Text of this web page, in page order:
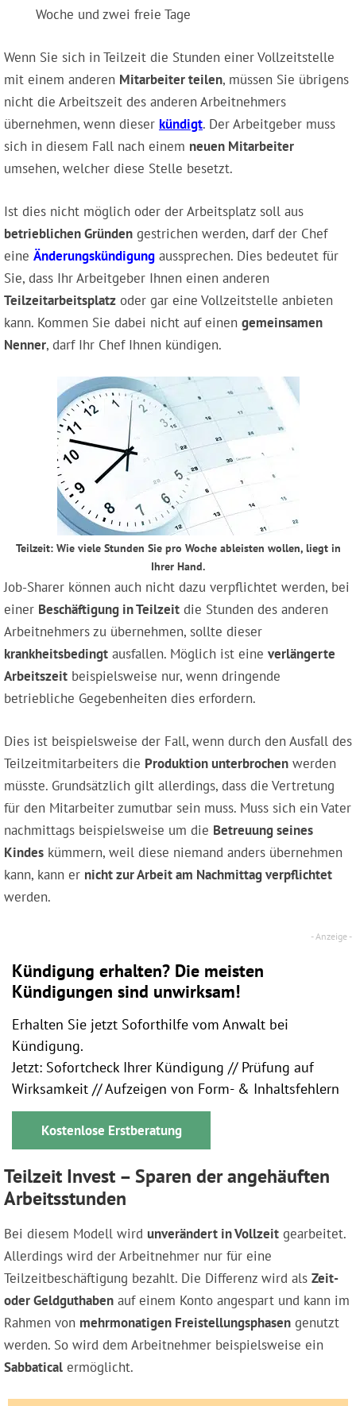
Woche und zwei freie Tage
Wenn Sie sich in Teilzeit die Stunden einer Vollzeitstelle
mit einem anderen Mitarbeiter teilen, müssen Sie übrigens
nicht die Arbeitszeit des anderen Arbeitnehmers
übernehmen, wenn dieser kündigt. Der Arbeitgeber muss
sich in diesem Fall nach einem neuen Mitarbeiter
umsehen, welcher diese Stelle besetzt.
Ist dies nicht möglich oder der Arbeitsplatz soll aus
betrieblichen Gründen gestrichen werden, darf der Chef
eine Änderungskündigung aussprechen. Dies bedeutet für
Sie, dass Ihr Arbeitgeber Ihnen einen anderen
Teilzeitarbeitsplatz oder gar eine Vollzeitstelle anbieten
kann. Kommen Sie dabei nicht auf einen gemeinsamen
Nenner, darf Ihr Chef Ihnen kündigen.
Teilzeit: Wie viele Stunden Sie pro Woche ableisten wollen, liegt in
Ihrer Hand.
Job-Sharer können auch nicht dazu verpflichtet werden, bei
einer Beschäftigung in Teilzeit die Stunden des anderen
Arbeitnehmers zu übernehmen, sollte dieser
krankheitsbedingt ausfallen. Möglich ist eine verlängerte
Arbeitszeit beispielsweise nur, wenn dringende
betriebliche Gegebenheiten dies erfordern.
Dies ist beispielsweise der Fall, wenn durch den Ausfall des
Teilzeitmitarbeiters die Produktion unterbrochen werden
müsste. Grundsätzlich gilt allerdings, dass die Vertretung
für den Mitarbeiter zumutbar sein muss. Muss sich ein Vater
nachmittags beispielsweise um die Betreuung seines
Kindes kümmern, weil diese niemand anders übernehmen
kann, kann er nicht zur Arbeit am Nachmittag verpflichtet
werden.
Kündigung erhalten? Die meisten
Kündigungen sind unwirksam!
Erhalten Sie jetzt Soforthilfe vom Anwalt bei
Kündigung.
Jetzt: Sofortcheck Ihrer Kündigung // Prüfung auf
Wirksamkeit // Aufzeigen von Form- & Inhaltsfehlern
Kostenlose Erstberatung
Teilzeit Invest – Sparen der angehäuften
Arbeitsstunden
Bei diesem Modell wird unverändert in Vollzeit gearbeitet.
Allerdings wird der Arbeitnehmer nur für eine
Teilzeitbeschäftigung bezahlt. Die Differenz wird als Zeit-
oder Geldguthaben auf einem Konto angespart und kann im
Rahmen von mehrmonatigen Freistellungsphasen genutzt
werden. So wird dem Arbeitnehmer beispielsweise ein
Sabbatical ermöglicht.